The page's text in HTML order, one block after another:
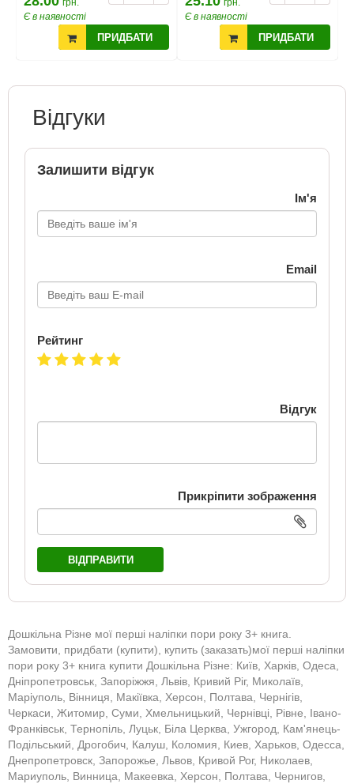
грн.
Є в наявності
ПРИДБАТИ
грн.
Є в наявності
ПРИДБАТИ
Відгуки
Залишити відгук
Ім'я
Email
Рейтинг
Відгук
Прикріпити зображення
ВІДПРАВИТИ
Дошкільна Різне мої перші наліпки пори року 3+ книга.
Замовити, придбати (купити), купить (заказать)мої перші наліпки
пори року 3+ книга купити Дошкільна Різне: Київ, Харків, Одеса,
Дніпропетровськ, Запоріжжя, Львів, Кривий Ріг, Миколаїв,
Маріуполь, Вінниця, Макіївка, Херсон, Полтава, Чернігів,
Черкаси, Житомир, Суми, Хмельницький, Чернівці, Рівне, Івано-
Франківськ, Тернопіль, Луцьк, Біла Церква, Ужгород, Кам'янець-
Подільський, Дрогобич, Калуш, Коломия, Киев, Харьков, Одесса,
Днепропетровск, Запорожье, Львов, Кривой Рог, Николаев,
Мариуполь, Винница, Макеевка, Херсон, Полтава, Чернигов,